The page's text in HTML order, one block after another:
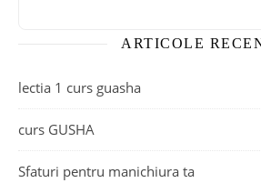
ARTICOLE
lectia 1 curs guasha
curs GUSHA
Sfaturi pentru manichiura ta